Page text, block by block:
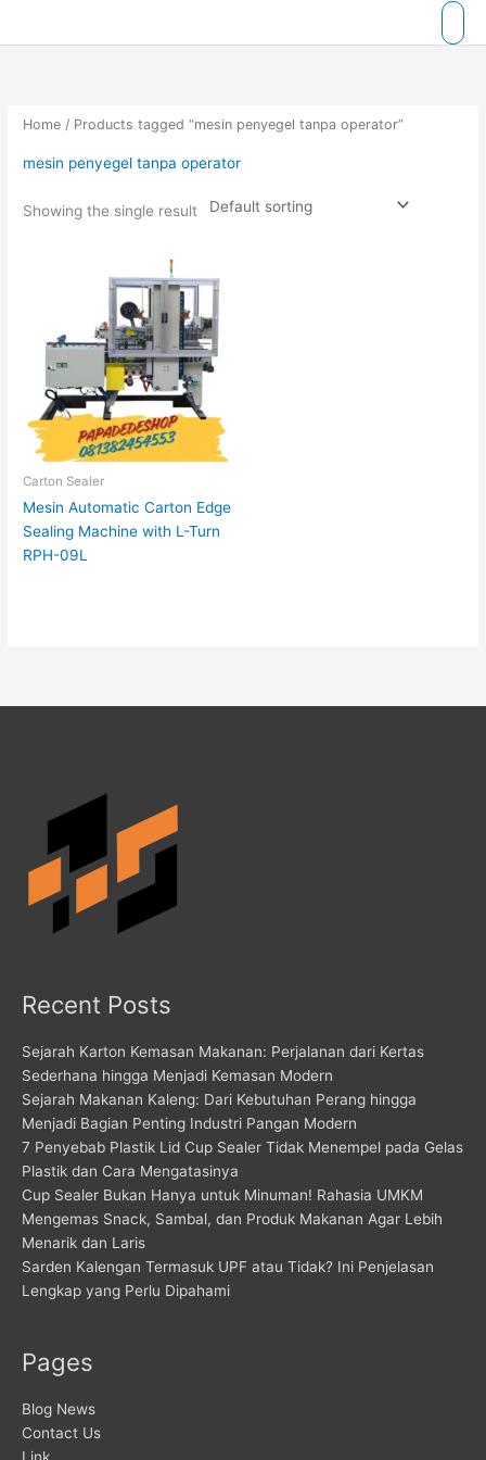
Home / Products tagged “mesin penyegel tanpa operator”
mesin penyegel tanpa operator
Showing the single result
Carton Sealer
Mesin Automatic Carton Edge
Sealing Machine with L-Turn
RPH-09L
Recent Posts
Sejarah Karton Kemasan Makanan: Perjalanan dari Kertas
Sederhana hingga Menjadi Kemasan Modern
Sejarah Makanan Kaleng: Dari Kebutuhan Perang hingga
Menjadi Bagian Penting Industri Pangan Modern
7 Penyebab Plastik Lid Cup Sealer Tidak Menempel pada Gelas
Plastik dan Cara Mengatasinya
Cup Sealer Bukan Hanya untuk Minuman! Rahasia UMKM
Mengemas Snack, Sambal, dan Produk Makanan Agar Lebih
Menarik dan Laris
Sarden Kalengan Termasuk UPF atau Tidak? Ini Penjelasan
Lengkap yang Perlu Dipahami
Pages
Blog News
Contact Us
Link